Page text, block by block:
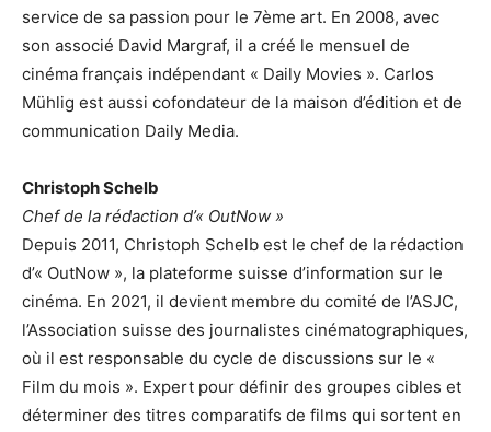
service de sa passion pour le 7ème art. En 2008, avec
son associé David Margraf, il a créé le mensuel de
cinéma français indépendant « Daily Movies ». Carlos
Mühlig est aussi cofondateur de la maison d’édition et de
communication Daily Media.
Christoph Schelb
Chef de la rédaction d’« OutNow »
Depuis 2011, Christoph Schelb est le chef de la rédaction
d’« OutNow », la plateforme suisse d’information sur le
cinéma. En 2021, il devient membre du comité de l’ASJC,
l’Association suisse des journalistes cinématographiques,
où il est responsable du cycle de discussions sur le «
Film du mois ». Expert pour définir des groupes cibles et
déterminer des titres comparatifs de films qui sortent en